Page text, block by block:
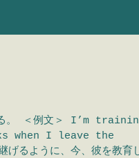
る。 ＜例文＞ I’m
when I leave the
るように、今、彼を教育